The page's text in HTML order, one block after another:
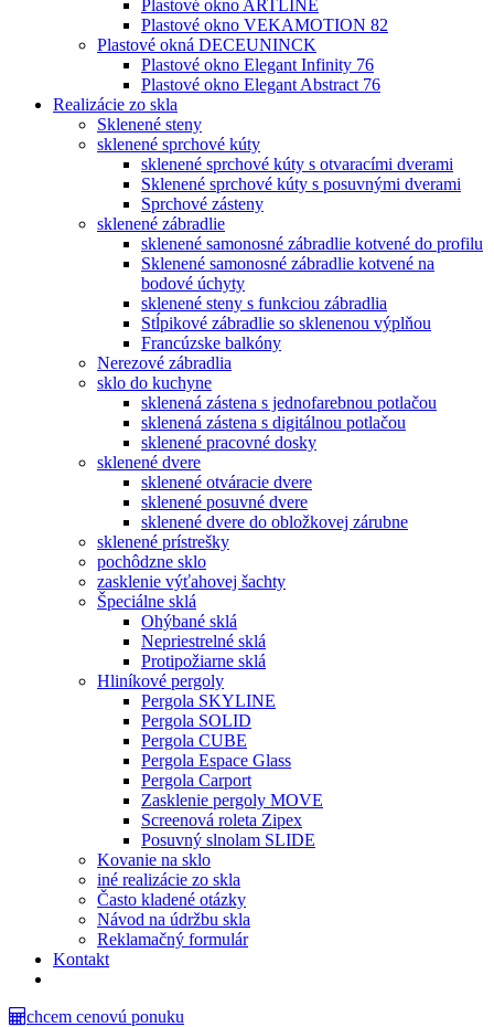
Plastové okno ARTLINE
Plastové okno VEKAMOTION 82
Plastové okná DECEUNINCK
Plastové okno Elegant Infinity 76
Plastové okno Elegant Abstract 76
Realizácie zo skla
Sklenené steny
sklenené sprchové kúty
sklenené sprchové kúty s otvaracími dverami
Sklenené sprchové kúty s posuvnými dverami
Sprchové zásteny
sklenené zábradlie
sklenené samonosné zábradlie kotvené do profilu
Sklenené samonosné zábradlie kotvené na
bodové úchyty
sklenené steny s funkciou zábradlia
Stĺpikové zábradlie so sklenenou výplňou
Francúzske balkóny
Nerezové zábradlia
sklo do kuchyne
sklenená zástena s jednofarebnou potlačou
sklenená zástena s digitálnou potlačou
sklenené pracovné dosky
sklenené dvere
sklenené otváracie dvere
sklenené posuvné dvere
sklenené dvere do obložkovej zárubne
sklenené prístrešky
pochôdzne sklo
zasklenie výťahovej šachty
Špeciálne sklá
Ohýbané sklá
Nepriestrelné sklá
Protipožiarne sklá
Hliníkové pergoly
Pergola SKYLINE
Pergola SOLID
Pergola CUBE
Pergola Espace Glass
Pergola Carport
Zasklenie pergoly MOVE
Screenová roleta Zipex
Posuvný slnolam SLIDE
Kovanie na sklo
iné realizácie zo skla
Často kladené otázky
Návod na údržbu skla
Reklamačný formulár
Kontakt
chcem cenovú ponuku